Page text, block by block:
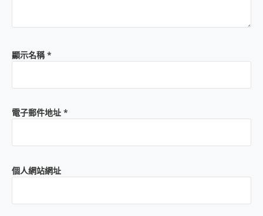
顯示名稱*
電子郵件地址 *
個人網站網址